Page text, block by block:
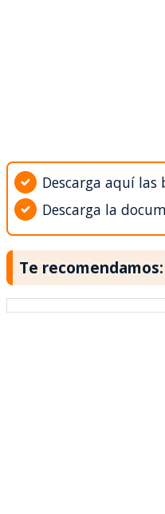
Descarga aquí las
Descarga la
Te recomendamos: